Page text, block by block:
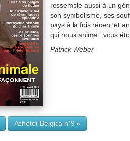
ressemble aussi à un
son symbolisme, ses
pays à la fois récent et
qui nous anime : vous
Patrick Weber
Acheter Belgica n˚9 »